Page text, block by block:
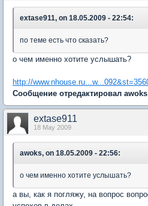
extase911, on 18.05.2009 - 22:54:
по теме есть что сказать?
о чем именно хотите услышать?
http://
Сообщение отредактировал
extase911
18 May 2009
awoks, on 18.05.2009 - 22:56:
о чем именно хотите услышать?
а вы, как я погляжу, на вопрос